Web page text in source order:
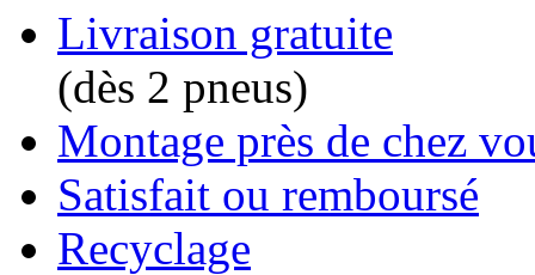
Livraison gratuite
(dès 2 pneus)
Montage près de chez
Satisfait ou remboursé
Recyclage